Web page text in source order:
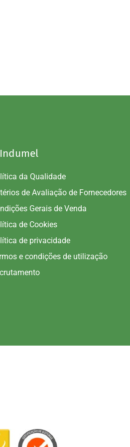
da Qualidade
de Avaliação de Fornecedores
Gerais de Venda
de Cookies
de privacidade
e condições de utilização